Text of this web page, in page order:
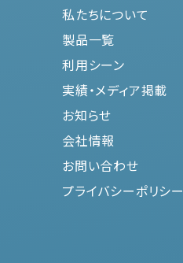
私たちについて
製品一覧
利用シーン
実績・メディア掲載
お知らせ
会社情報
お問い合わせ
プライバシーポリシー